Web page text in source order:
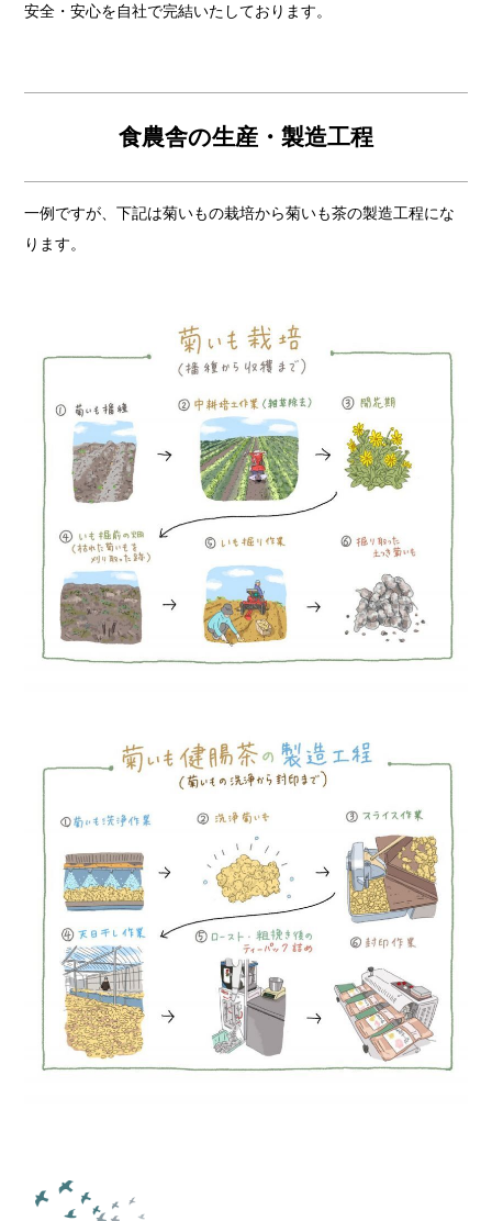
安全・安心を自社で完結いたしております。
⾷農舎の⽣産・製造⼯程
一例ですが、下記は菊いもの栽培から菊いも茶の製造工程にな
ります。